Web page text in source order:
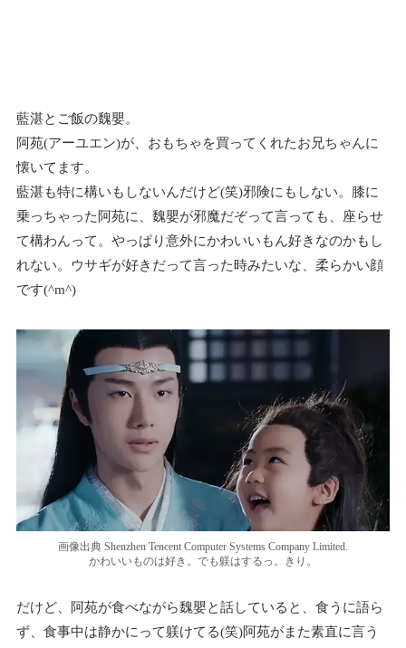
藍湛とご飯の魏嬰。
阿苑(アーユエン)が、おもちゃを買ってくれたお兄ちゃんに
懐いてます。
藍湛も特に構いもしないんだけど(笑)邪険にもしない。膝に
乗っちゃった阿苑に、魏嬰が邪魔だぞって言っても、座らせ
て構わんって。やっぱり意外にかわいいもん好きなのかもし
れない。ウサギが好きだって言った時みたいな、柔らかい顔
です(^m^)
画像出典 Shenzhen Tencent Computer Systems Company Limited.
かわいいものは好き。でも躾はするっ。きり。
だけど、阿苑が食べながら魏嬰と話していると、食うに語ら
ず、食事中は静かにって躾けてる(笑)阿苑がまた素直に言う